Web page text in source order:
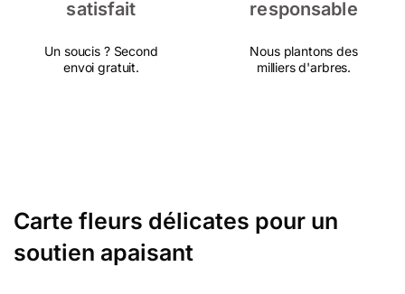
satisfait
Un soucis ? Second
envoi gratuit.
responsable
Nous plantons des
milliers d'arbres.
Carte fleurs délicates pour un
soutien apaisant